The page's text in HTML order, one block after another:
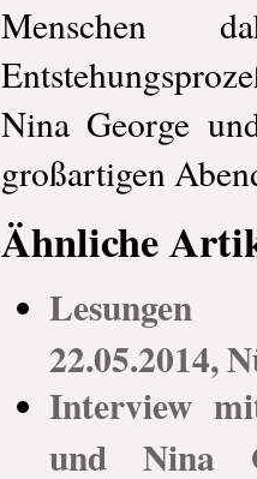
Menschen
Nina George
großartigen
Ähnliche
22.05.2014,
Interview
und Nina